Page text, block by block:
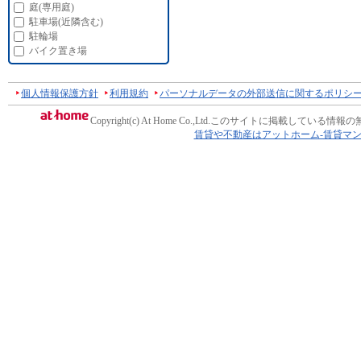
庭(専用庭)
駐車場(近隣含む)
駐輪場
バイク置き場
個人情報保護方針 利用規約 パーソナルデータの外部送信に関するポリシ
Copyright(c) At Home Co.,Ltd.このサイトに掲載している情報の
賃貸や不動産はアットホーム-賃貸マ